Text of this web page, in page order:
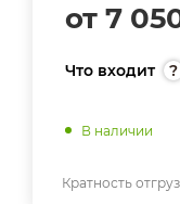
от 7
Что входит
В наличии
Кратность